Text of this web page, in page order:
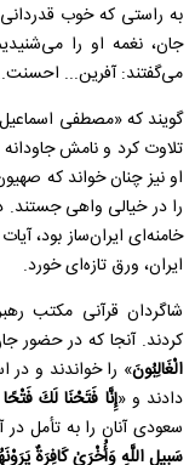
به راستی که خوب
جان، نغمه او را
می‌گفتند: آفرین...
گویند که «مصطفی
تلاوت کرد و نامش
او نیز چنان خواند که
را در خیالی واهی جستند.
خامنه‌ای ایران‌ساز بود،
ایران، ورق تازه‌ای خورد.
شاگردان قرآنی مکتب
کردند. آنجا که در حضور
الْغَالِبُونَ» را خواندند و در
دادند و «إِنَّا فَتَحْنَا لَكَ فَتْحًا
سعودی آنان را به تأمل در
سَبِيلِ اللَّهِ وَأُخْرَىٰ كَافِرَةٌ